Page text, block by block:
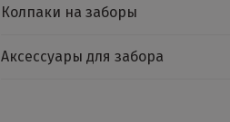
Колпаки на заборы
Аксессуары для забора